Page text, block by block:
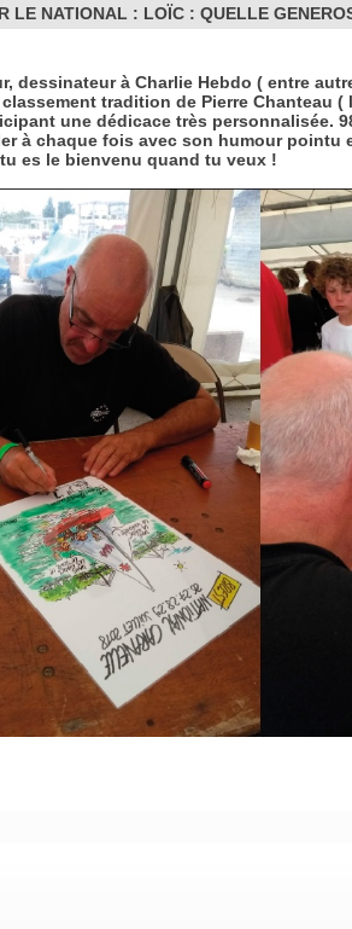
LE NATIONAL : LOÏC : QUELLE
dessinateur à Charlie Hebdo ( entre
tradition de Pierre Chanteau
une dédicace très personnalisée.
à chaque fois avec son humour pointu
es le bienvenu quand tu veux !